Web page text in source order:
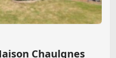
Chaulgnes